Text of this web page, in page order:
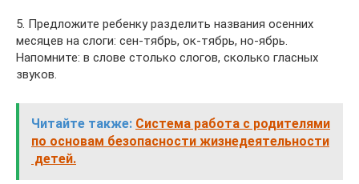
5. Предложите ребенку разделить названия осенних
месяцев на слоги: сен-тябрь, ок-тябрь, но-ябрь.
Напомните: в слове столько слогов, сколько гласных
звуков.
Читайте также: Система работа с родителями
по основам безопасности жизнедеятельности
детей.